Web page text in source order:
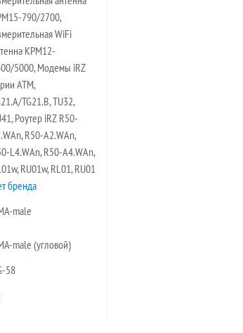
790/2700,
WiFi
KPM12-
5000, Модемы iRZ
ATM,
TG21.B, TU32,
Роутер iRZ R50-
R50-A2.WAn,
L4.WAn, R50-A4.WAn,
RU01w, RL01, RU01
бренда
male
male (угловой)
58